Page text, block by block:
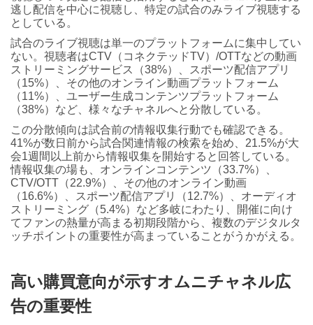
逃し配信を中心に視聴し、特定の試合のみライブ視聴する
としている。
試合のライブ視聴は単一のプラットフォームに集中してい
ない。視聴者はCTV（コネクテッドTV）/OTTなどの動画
ストリーミングサービス（38%）、スポーツ配信アプリ
（15%）、その他のオンライン動画プラットフォーム
（11%）、ユーザー生成コンテンツプラットフォーム
（38%）など、様々なチャネルへと分散している。
この分散傾向は試合前の情報収集行動でも確認できる。
41%が数日前から試合関連情報の検索を始め、21.5%が大
会1週間以上前から情報収集を開始すると回答している。
情報収集の場も、オンラインコンテンツ（33.7%）、
CTV/OTT（22.9%）、その他のオンライン動画
（16.6%）、スポーツ配信アプリ（12.7%）、オーディオ
ストリーミング（5.4%）など多岐にわたり、開催に向け
てファンの熱量が高まる初期段階から、複数のデジタルタ
ッチポイントの重要性が高まっていることがうかがえる。
高い購買意向が示すオムニチャネル広
告の重要性